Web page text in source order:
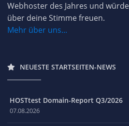
Webhoster des Jahres und
über deine Stimme freuen.
Mehr über uns...
NEUESTE STARTSEITEN-NEWS
HOSTtest Domain-Report Q3/2026
07.08.2026